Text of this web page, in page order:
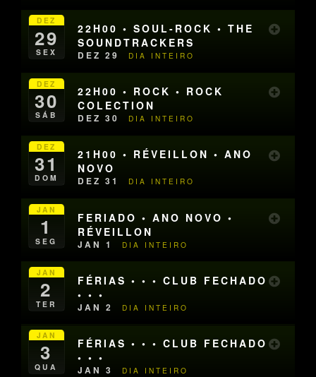
DEZ
29
SEX
22H00 • SOUL-ROCK • THE
SOUNDTRACKERS
DEZ 29 DIA INTEIRO
DEZ
30
SÁB
22H00 • ROCK • ROCK
COLECTION
DEZ 30 DIA INTEIRO
DEZ
31
DOM
21H00 • RÉVEILLON • ANO
NOVO
DEZ 31 DIA INTEIRO
JAN
1
SEG
FERIADO • ANO NOVO •
RÉVEILLON
JAN 1 DIA INTEIRO
JAN
2
TER
FÉRIAS • • • CLUB FECHADO
• • •
JAN 2 DIA INTEIRO
JAN
3
QUA
FÉRIAS • • • CLUB FECHADO
• • •
JAN 3 DIA INTEIRO